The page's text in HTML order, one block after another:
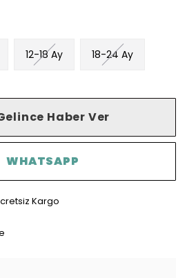
12-18 Ay 18-24 Ay
Haber Ver
WHATSAPP
Kargo